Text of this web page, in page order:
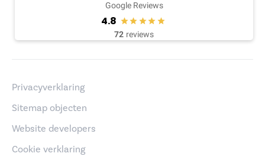
Google Reviews
4.8
72 reviews
Privacyverklaring
Sitemap objecten
Website developers
Cookie verklaring